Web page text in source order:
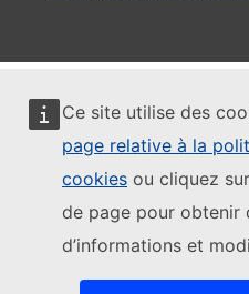
Ce site utilise des
page relative à la
cookies ou cliquez
de page pour obtenir
d’informations et